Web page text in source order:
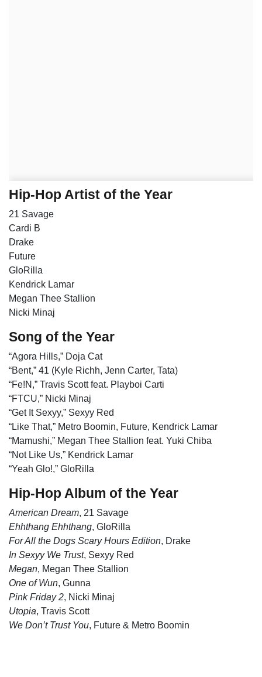
Hip-Hop Artist of the Year
21 Savage
Cardi B
Drake
Future
GloRilla
Kendrick Lamar
Megan Thee Stallion
Nicki Minaj
Song of the Year
“Agora Hills,” Doja Cat
“Bent,” 41 (Kyle Richh, Jenn Carter, Tata)
“Fe!N,” Travis Scott feat. Playboi Carti
“FTCU,” Nicki Minaj
“Get It Sexyy,” Sexyy Red
“Like That,” Metro Boomin, Future, Kendrick Lamar
“Mamushi,” Megan Thee Stallion feat. Yuki Chiba
“Not Like Us,” Kendrick Lamar
“Yeah Glo!,” GloRilla
Hip-Hop Album of the Year
American Dream, 21 Savage
Ehhthang Ehhthang, GloRilla
For All the Dogs Scary Hours Edition, Drake
In Sexyy We Trust, Sexyy Red
Megan, Megan Thee Stallion
One of Wun, Gunna
Pink Friday 2, Nicki Minaj
Utopia, Travis Scott
We Don’t Trust You, Future & Metro Boomin